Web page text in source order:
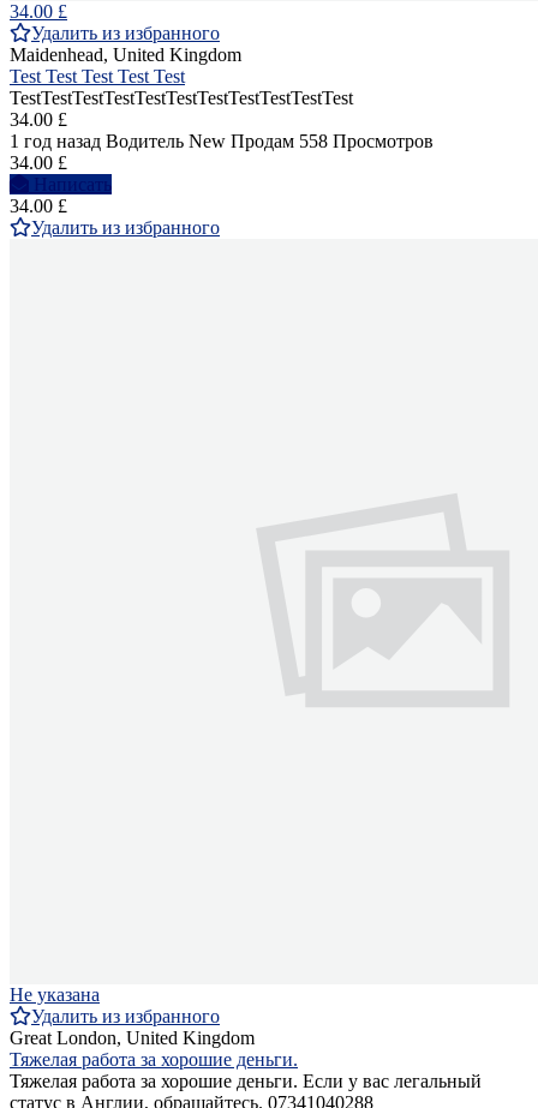
34.00 £
Удалить из избранного
Maidenhead, United Kingdom
Test Test Test Test Test
TestTestTestTestTestTestTestTestTestTestTest
34.00 £
1 год назад Водитель New Продам 558 Просмотров
34.00 £
Написать
34.00 £
Удалить из избранного
Не указана
Удалить из избранного
Great London, United Kingdom
Тяжелая работа за хорошие деньги.
Тяжелая работа за хорошие деньги. Если у вас легальный
статус в Англии, обращайтесь. 07341040288